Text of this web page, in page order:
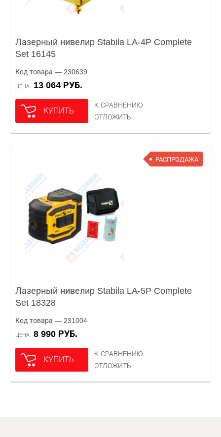
Лазерный нивелир Stabila LA-4P Complete
Set 16145
Код товара — 230639
ЦЕНА 13 064 РУБ.
КУПИТЬ
К СРАВНЕНИЮ
ОТЛОЖИТЬ
РАСПРОДАЖА
Лазерный нивелир Stabila LA-5P Complete
Set 18328
Код товара — 231004
ЦЕНА 8 990 РУБ.
КУПИТЬ
К СРАВНЕНИЮ
ОТЛОЖИТЬ